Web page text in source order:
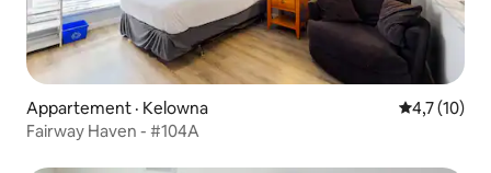
Appartement · Kelowna Note
4,7 (10)
Fairway Haven - #104A